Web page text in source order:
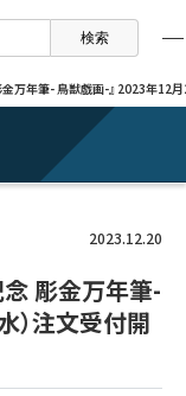
戻る
戻る
戻る
戻る
万年筆- 鳥獣戯画-』 2023年12
2023.12.20
彫金万年筆-
）注文受付開